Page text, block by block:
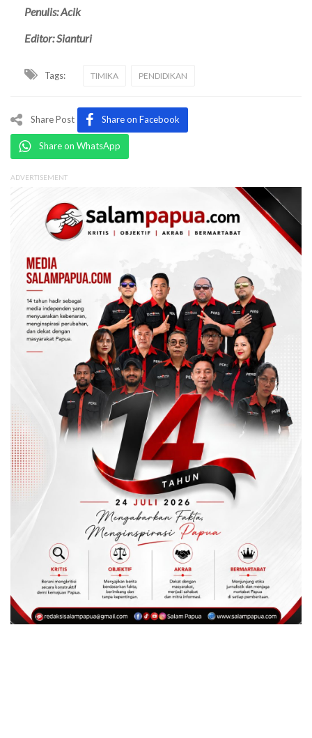
Penulis: Acik
Editor: Sianturi
Tags: TIMIKA PENDIDIKAN
Share Post Share on Facebook
Share on WhatsApp
ADVERTISEMENT